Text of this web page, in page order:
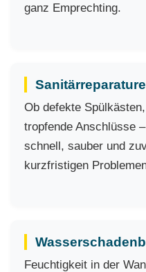
ganz Emprechting.
Ob defekte
tropfende Anschlüsse
schnell, sauber und
kurzfristigen
Feuchtigkeit in der